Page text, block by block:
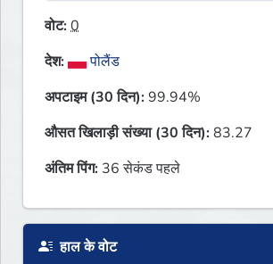
वोट:0
देश:
पोलैंड
अपटाइम (30 दिन):99.94%
औसत खिलाड़ी संख्या (30 दिन):83.27
अंतिम पिंग: 36 सेकंड पहले
हाल के वोट